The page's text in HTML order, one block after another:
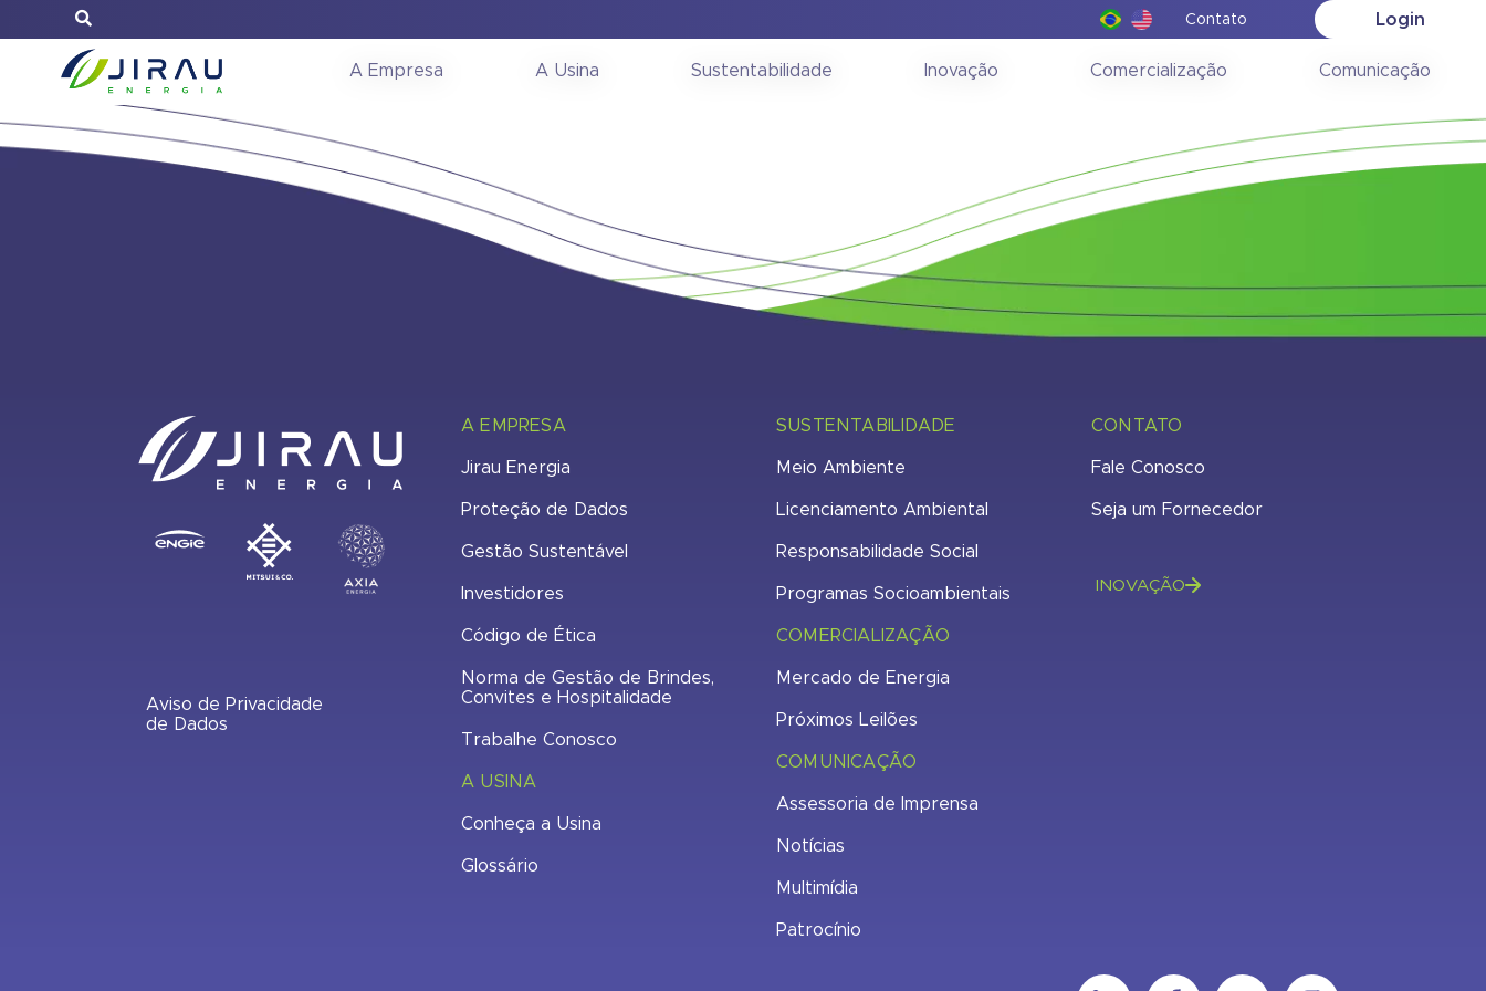
Contato Login
A Empresa A Usina Sustentabilidade Inovação Comercialização Comunicação
Ata Assembleia Geral Ordinária 20/04/2018
Aviso de Privacidade
de Dados
A EMPRESA
Jirau Energia
Proteção de Dados
Gestão Sustentável
Investidores
Código de Ética
Norma de Gestão de Brindes,
Convites e Hospitalidade
Trabalhe Conosco
A USINA
Conheça a Usina
Glossário
SUSTENTABILIDADE
Meio Ambiente
Licenciamento Ambiental
Responsabilidade Social
Programas Socioambientais
COMERCIALIZAÇÃO
Mercado de Energia
Próximos Leilões
COMUNICAÇÃO
Assessoria de Imprensa
Notícias
Multimídia
Patrocínio
CONTATO
Fale Conosco
Seja um Fornecedor
INOVAÇÃO